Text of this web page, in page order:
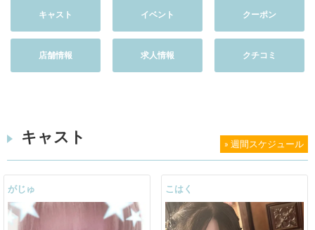
キャスト イベント クーポン
店舗情報 求人情報 クチコミ
キャスト » 週間スケジュール
がじゅ こはく